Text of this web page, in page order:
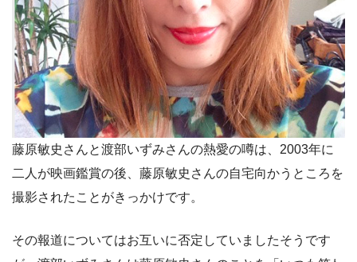
藤原敏史さんと渡部いずみさんの熱愛の噂は、2003年に
二人が映画鑑賞の後、藤原敏史さんの自宅向かうところを
撮影されたことがきっかけです。
その報道についてはお互いに否定していましたそうです